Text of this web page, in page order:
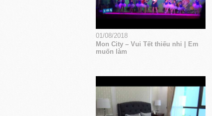
01/08/2018
Mon City – Vui Tết thiếu nhi | Em
muốn làm